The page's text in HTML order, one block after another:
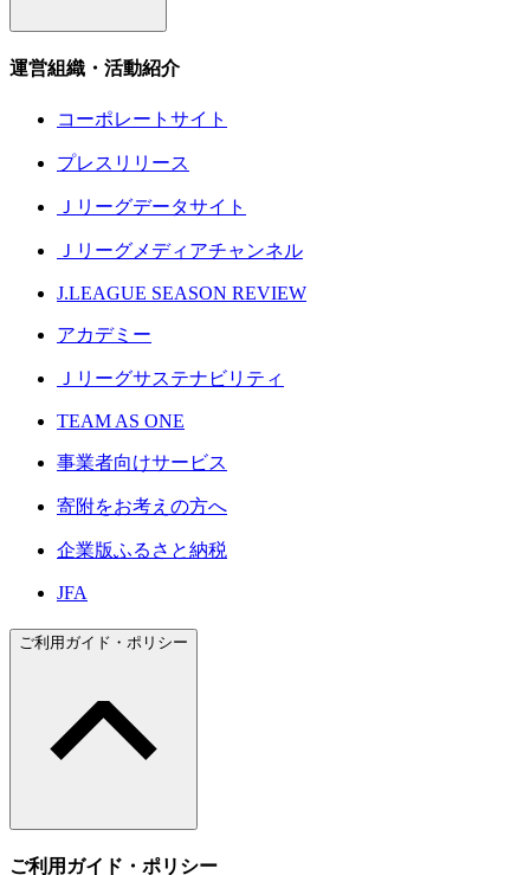
運営組織・活動紹介
コーポレートサイト
プレスリリース
Ｊリーグデータサイト
Ｊリーグメディアチャンネル
J.LEAGUE SEASON REVIEW
アカデミー
Ｊリーグサステナビリティ
TEAM AS ONE
事業者向けサービス
寄附をお考えの方へ
企業版ふるさと納税
JFA
ご利用ガイド・ポリシー
ご利用ガイド・ポリシー